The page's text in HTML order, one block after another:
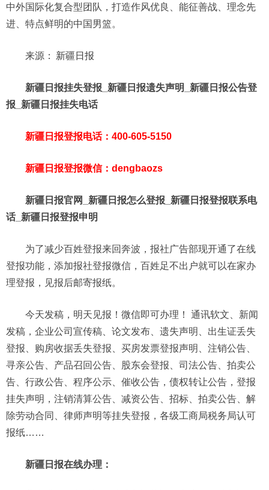
中外国际化复合型团队，打造作风优良、能征善战、理念先
进、特点鲜明的中国男篮。
来源： 新疆日报
新疆日报挂失登报_新疆日报遗失声明_新疆日报公告登
报_新疆日报挂失电话
新疆日报登报电话：400-605-5150
新疆日报登报微信：dengbaozs
新疆日报官网_新疆日报怎么登报_新疆日报登报联系电
话_新疆日报登报申明
为了减少百姓登报来回奔波，报社广告部现开通了在线
登报功能，添加报社登报微信，百姓足不出户就可以在家办
理登报，见报后邮寄报纸。
今天发稿，明天见报！微信即可办理！ 通讯软文、新闻
发稿，企业公司宣传稿、论文发布、遗失声明、出生证丢失
登报、购房收据丢失登报、买房发票登报声明、注销公告、
寻亲公告、产品召回公告、股东会登报、司法公告、拍卖公
告、行政公告、程序公示、催收公告，债权转让公告，登报
挂失声明，注销清算公告、减资公告、招标、拍卖公告、解
除劳动合同、律师声明等挂失登报，各级工商局税务局认可
报纸……
新疆日报在线办理：